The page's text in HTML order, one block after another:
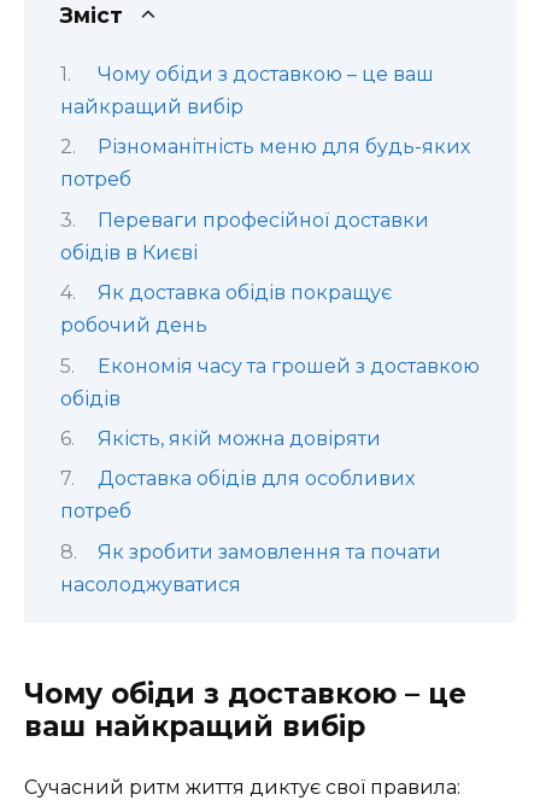
Зміст
Чому обіди з доставкою – це ваш
найкращий вибір
Різноманітність меню для будь-яких
потреб
Переваги професійної доставки
обідів в Києві
Як доставка обідів покращує
робочий день
Економія часу та грошей з доставкою
обідів
Якість, якій можна довіряти
Доставка обідів для особливих
потреб
Як зробити замовлення та почати
насолоджуватися
Чому обіди з доставкою – це
ваш найкращий вибір
Сучасний ритм життя диктує свої правила: